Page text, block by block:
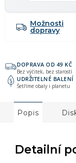
Možnosti
dopravy
DOPRAVA OD 49 KČ
Bez výčitek, bez starostí
UDRŽITELNÉ BALENÍ
Šetříme obaly i planetu
Popis
Detailní